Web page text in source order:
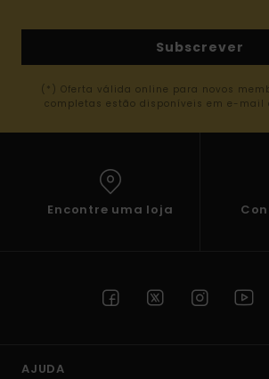
Subscrever
(*) Oferta válida online para novos
completas estão disponíveis em e-mail
Encontre uma loja
AJUDA